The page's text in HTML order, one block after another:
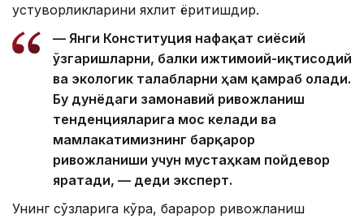
устуворликларини яхлит ёритишдир.
— Янги Конституция нафақат сиёсий
ўзгаришларни, балки ижтимоий-иқтисодий
ва экологик талабларни ҳам қамраб олади.
Бу дунёдаги замонавий ривожланиш
тенденцияларига мос келади ва
мамлакатимизнинг барқарор
ривожланиши учун мустаҳкам пойдевор
яратади, — деди эксперт.
Унинг сўзларига кўра, барқарор ривожланиш